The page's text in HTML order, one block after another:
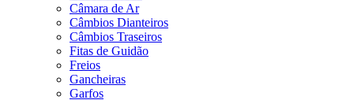
Câmara de Ar
Câmbios Dianteiros
Câmbios Traseiros
Fitas de Guidão
Freios
Gancheiras
Garfos